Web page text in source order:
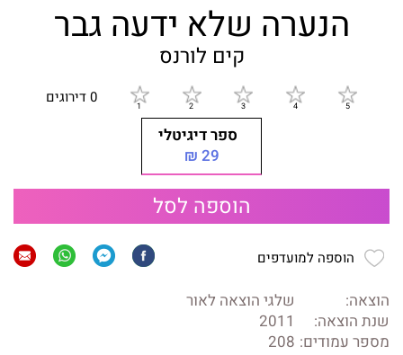
הנערה שלא ידעה גבר
קים לורנס
0 דירוגים
ספר דיגיטלי
29 ₪
הוספה לסל
הוספה למועדפים
הוצאה:
שלגי הוצאה לאור
שנת הוצאה:
2011
מספר עמודים: 208